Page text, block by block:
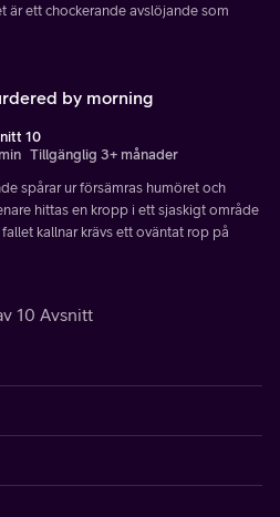
är ett chockerande avslöjande som
by morning
10
Tillgänglig 3+ månader
spårar ur försämras humöret och
hittas en kropp i ett sjaskigt område
kallnar krävs ett oväntat rop på
10 Avsnitt